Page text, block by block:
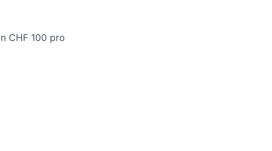
CHF 100 pro